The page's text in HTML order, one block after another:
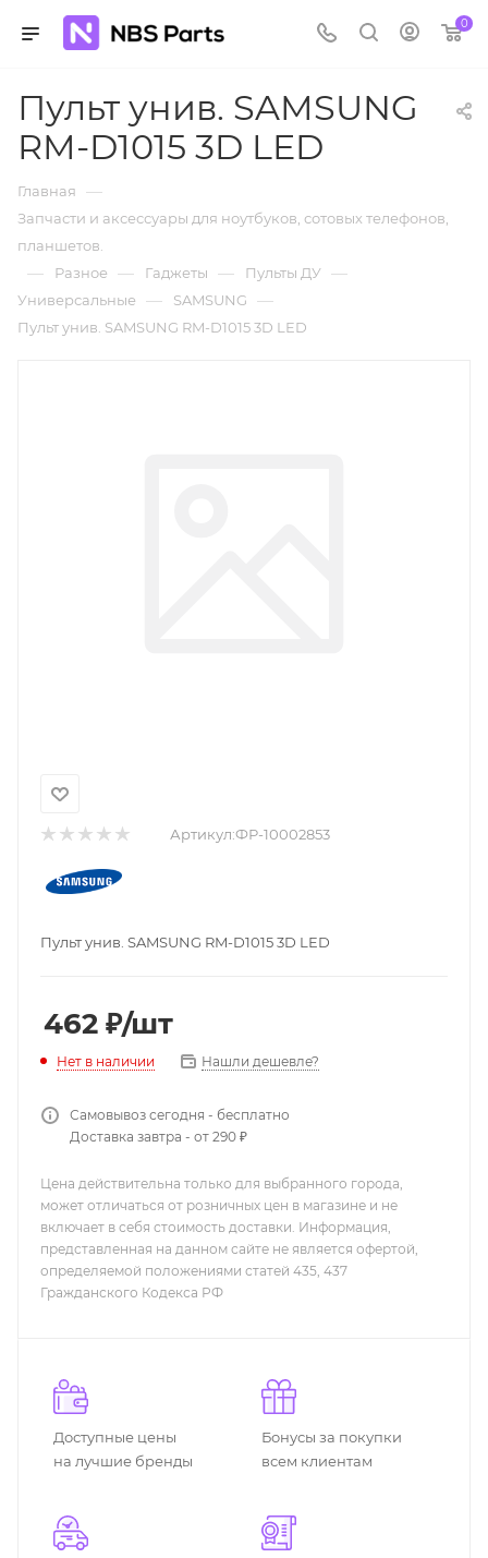
0
Пульт унив. SAMSUNG
RM-D1015 3D LED
Главная —
Запчасти и аксессуары для ноутбуков, сотовых телефонов,
планшетов.
— Разное — Гаджеты — Пульты ДУ —
Универсальные — SAMSUNG —
Пульт унив. SAMSUNG RM-D1015 3D LED
Артикул:ФР-10002853
Пульт унив. SAMSUNG RM-D1015 3D LED
462 ₽/шт
Нет в наличии Нашли дешевле?
Самовывоз сегодня - бесплатно
Доставка завтра - от 290 ₽
Цена действительна только для выбранного города,
может отличаться от розничных цен в магазине и не
включает в себя стоимость доставки. Информация,
представленная на данном сайте не является офертой,
определяемой положениями статей 435, 437
Гражданского Кодекса РФ
Доступные цены
на лучшие бренды
Бонусы за покупки
всем клиентам